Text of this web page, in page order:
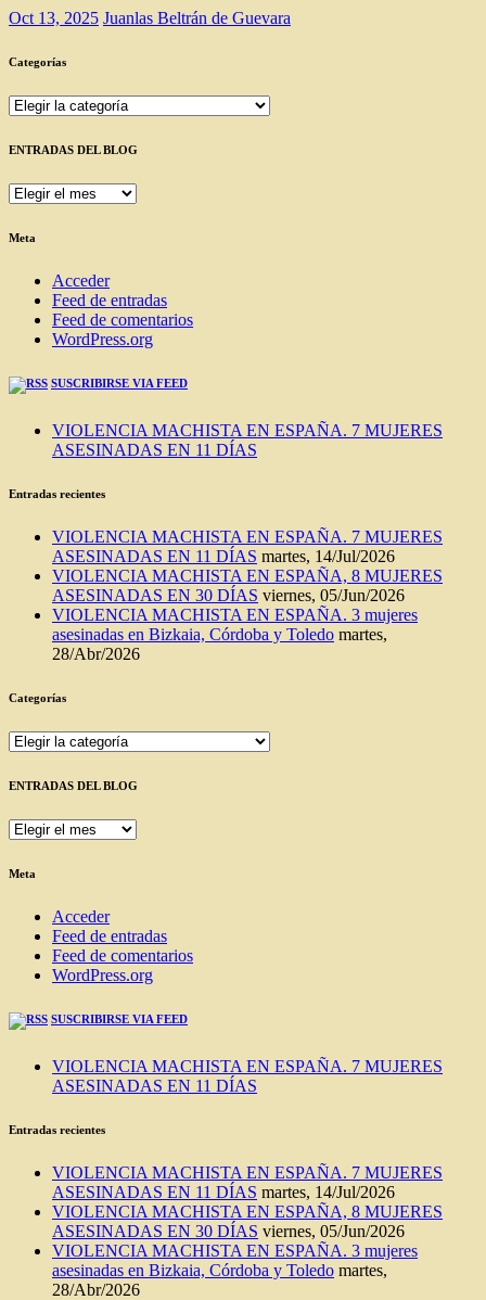
Oct 13, 2025 Juanlas Beltrán de Guevara
Categorías
Categorías
ENTRADAS DEL BLOG
ENTRADAS
BLOG
Meta
Acceder
Feed de entradas
Feed de comentarios
WordPress.org
SUSCRIBIRSE VIA FEED
VIOLENCIA MACHISTA EN ESPAÑA. 7 MUJERES
ASESINADAS EN 11 DÍAS
Entradas recientes
VIOLENCIA MACHISTA EN ESPAÑA. 7 MUJERES
ASESINADAS EN 11 DÍAS martes, 14/Jul/2026
VIOLENCIA MACHISTA EN ESPAÑA, 8 MUJERES
ASESINADAS EN 30 DÍAS viernes, 05/Jun/2026
VIOLENCIA MACHISTA EN ESPAÑA. 3 mujeres
asesinadas en Bizkaia, Córdoba y Toledo martes,
28/Abr/2026
Categorías
Categorías
ENTRADAS DEL BLOG
ENTRADAS
BLOG
Meta
Acceder
Feed de entradas
Feed de comentarios
WordPress.org
SUSCRIBIRSE VIA FEED
VIOLENCIA MACHISTA EN ESPAÑA. 7 MUJERES
ASESINADAS EN 11 DÍAS
Entradas recientes
VIOLENCIA MACHISTA EN ESPAÑA. 7 MUJERES
ASESINADAS EN 11 DÍAS martes, 14/Jul/2026
VIOLENCIA MACHISTA EN ESPAÑA, 8 MUJERES
ASESINADAS EN 30 DÍAS viernes, 05/Jun/2026
VIOLENCIA MACHISTA EN ESPAÑA. 3 mujeres
asesinadas en Bizkaia, Córdoba y Toledo martes,
28/Abr/2026